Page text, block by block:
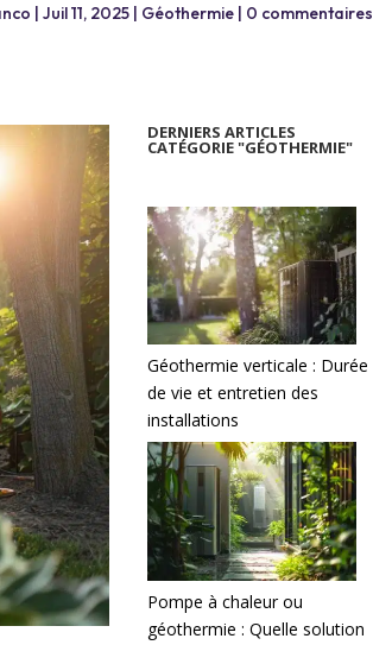
| Juil 11, 2025| Géothermie| 0 commentaires
DERNIERS ARTICLES
CATÉGORIE "GÉOTHERMIE"
Géothermie verticale : Durée
de vie et entretien des
installations
Pompe à chaleur ou
géothermie : Quelle solution